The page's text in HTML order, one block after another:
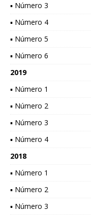
▪ Número 3
▪ Número 4
▪ Número 5
▪ Número 6
2019
▪ Número 1
▪ Número 2
▪ Número 3
▪ Número 4
2018
▪ Número 1
▪ Número 2
▪ Número 3